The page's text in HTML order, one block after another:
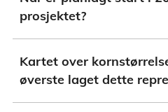
prosjektet?
Kartet over
øverste laget dette